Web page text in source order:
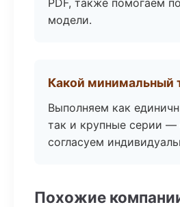
PDF, также помогаем
модели.
Какой минимальный
Выполняем как
так и крупные серии —
согласуем
Похожие